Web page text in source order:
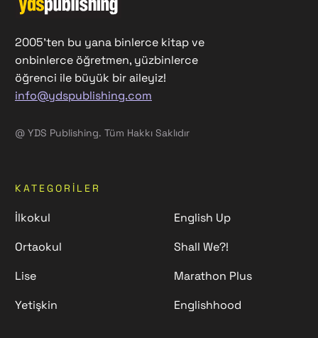
2005'ten bu yana binlerce kitap ve
onbinlerce öğretmen, yüzbinlerce
öğrenci ile büyük bir aileyiz!
info@ydspublishing.com
@ YDS Publishing. Tüm Hakkı Saklıdır
KATEGORILER
İlkokul
Ortaokul
Lise
Yetişkin
English Up
Shall We?!
Marathon Plus
Englishhood